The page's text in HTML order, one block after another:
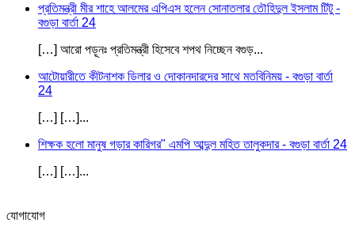
প্রতিমন্ত্রী মীর শাহে আলমের এপিএস হলেন সোনাতলার তৌহিদুল ইসলাম টিটু -
বগুড়া বার্তা 24
[…] আরো পড়ূনঃ প্রতিমন্ত্রী হিসেবে শপথ নিচ্ছেন বগুড়...
আটোয়ারীতে কীটনাশক ডিলার ও দোকানদারদের সাথে মতবিনিময় - বগুড়া বার্তা
24
[…] […]...
শিক্ষক হলো মানুষ গড়ার কারিগর" এমপি আব্দুল মহিত তালুকদার - বগুড়া বার্তা 24
[…] […]...
যোগাযোগ